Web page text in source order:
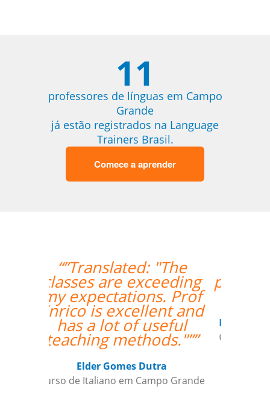
11
professores de línguas em Campo
Grande
já estão registrados na Language
Trainers Brasil.
Comece a aprender
“”Nos aprovamos o
professor Djalma com
louvor. ””
Edna Ribeiro Hernandez Martin
Curso de Japonês em Juiz de Fora